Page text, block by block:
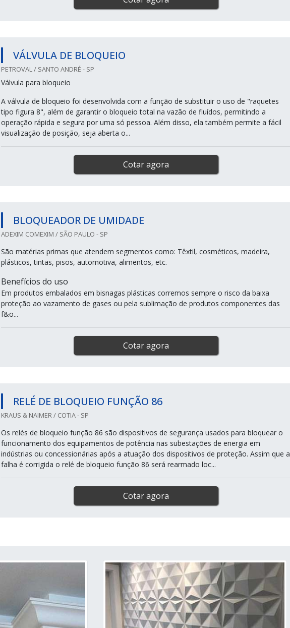
VÁLVULA DE BLOQUEIO
PETROVAL / SANTO ANDRÉ - SP
Válvula para bloqueio
A válvula de bloqueio foi desenvolvida com a função de substituir o uso de "raquetes
tipo figura 8", além de garantir o bloqueio total na vazão de fluídos, permitindo a
operação rápida e segura por uma só pessoa. Além disso, ela também permite a fácil
visualização de posição, seja aberta o...
Cotar agora
BLOQUEADOR DE UMIDADE
ADEXIM COMEXIM / SÃO PAULO - SP
São matérias primas que atendem segmentos como: Têxtil, cosméticos, madeira,
plásticos, tintas, pisos, automotiva, alimentos, etc.
Benefícios do uso
Em produtos embalados em bisnagas plásticas corremos sempre o risco da baixa
proteção ao vazamento de gases ou pela sublimação de produtos componentes das
f&o...
Cotar agora
RELÉ DE BLOQUEIO FUNÇÃO 86
KRAUS & NAIMER / COTIA - SP
Os relés de bloqueio função 86 são dispositivos de segurança usados para bloquear o
funcionamento dos equipamentos de potência nas subestações de energia em
indústrias ou concessionárias após a atuação dos dispositivos de proteção. Assim que a
falha é corrigida o relé de bloqueio função 86 será rearmado loc...
Cotar agora